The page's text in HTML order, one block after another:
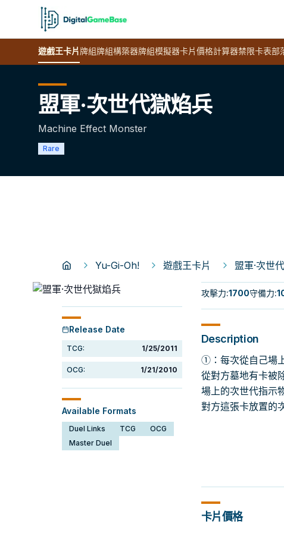
遊戲王卡片牌組牌組構築器牌組模擬器卡片價格計算器禁限卡表部
盟軍·次世代獄焰兵
Machine Effect Monster
Rare
Yu-Gi-Oh! 遊戲王卡片 盟軍·次世
Release Date
TCG: 1/25/2011
OCG: 1/21/2010
Available Formats
Duel Links TCG
OCG
Master Duel
攻擊力:1700守備力:
Description
①：每次從自己場
從對方墓地有卡被
場上的次世代指示
對方這張卡放置的
卡片價格